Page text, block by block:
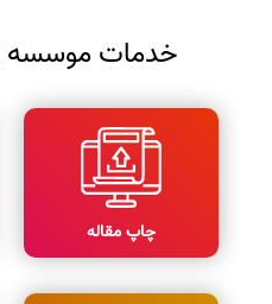
خدمات موسسه
چاپ مقاله